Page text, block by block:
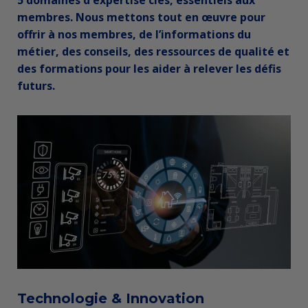
membres. Nous mettons tout en œuvre pour
offrir à nos membres, de l’informations du
métier, des conseils, des ressources de qualité et
des formations pour les aider à relever les défis
futurs.
Technologie & Innovation